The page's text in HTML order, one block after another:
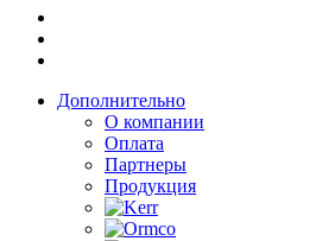
Дополнительно
О компании
Оплата
Партнеры
Продукция